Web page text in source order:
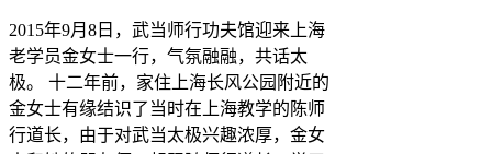
2015年9月8日，武当师行功夫馆迎来上海
老学员金女士一行，气氛融融，共话太
极。 十二年前，家住上海长风公园附近的
金女士有缘结识了当时在上海教学的陈师
行道长，由于对武当太极兴趣浓厚，金女